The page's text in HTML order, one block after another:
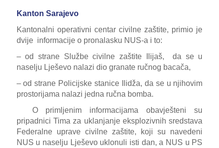
Kanton Sarajevo
Kantonalni operativni centar civilne zaštite, primio je
dvije informacije o pronalasku NUS-a i to:
– od strane Službe civilne zaštite Ilijaš, da se u
naselju Lješevo nalazi dio granate ručnog bacača,
– od strane Policijske stanice Ilidža, da se u njihovim
prostorijama nalazi jedna ručna bomba.
O primljenim informacijama obavješteni su
pripadnici Tima za uklanjanje eksplozivnih sredstava
Federalne uprave civilne zaštite, koji su navedeni
NUS u naselju Lješevo uklonuli isti dan, a NUS u PS